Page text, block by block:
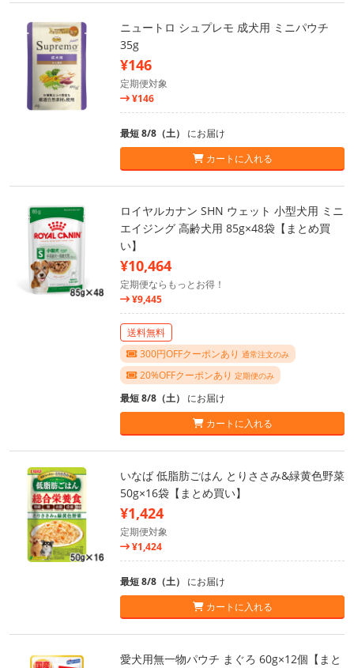
ニュートロ シュプレモ 成犬用 ミニパウチ
35g
¥146
定期便対象
¥146
最短 8/8（土） にお届け
カートに入れる
ロイヤルカナン SHN ウェット 小型犬用 ミニ
エイジング 高齢犬用 85g×48袋【まとめ買
い】
¥10,464
定期便ならもっとお得！
¥9,445
送料無料
300円OFFクーポンあり 通常注文のみ
20%OFFクーポンあり 定期便のみ
最短 8/8（土） にお届け
カートに入れる
いなば 低脂肪ごはん とりささみ&緑黄色野菜
50g×16袋【まとめ買い】
¥1,424
定期便対象
¥1,424
最短 8/8（土） にお届け
カートに入れる
愛犬用無一物パウチ まぐろ 60g×12個【まと